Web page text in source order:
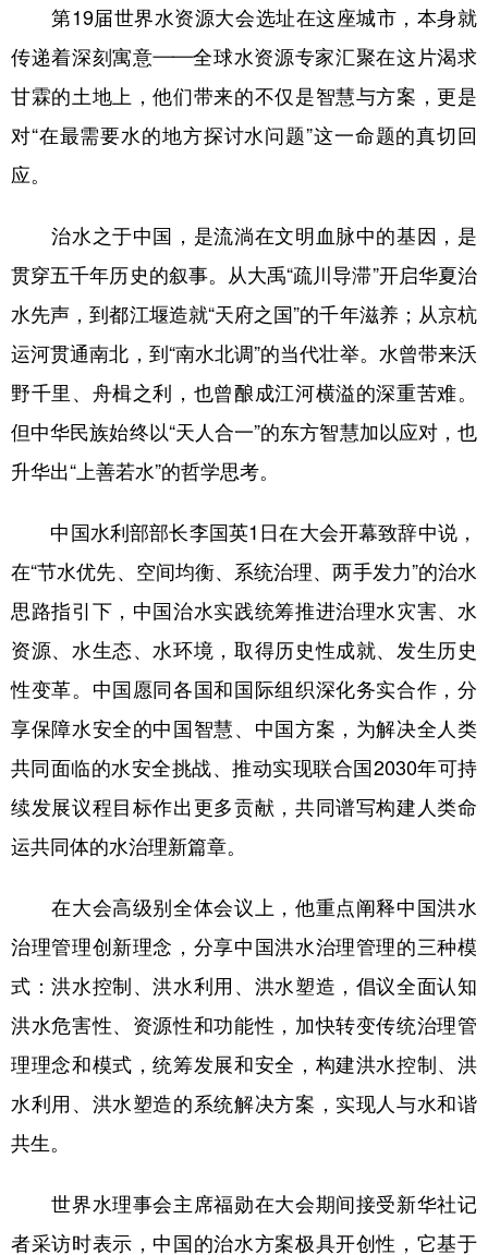
北京 天津 河北 山西
辽宁 吉林 上海 江苏
浙江 安徽 福建 江西
广东 广西 海南 重庆
四川 贵州 云南 西藏
陕西 甘肃 青海 宁夏
Русский язык 日本語 한국어
第19届世界水资源大会选址在这座城市，本身就
传递着深刻寓意——全球水资源专家汇聚在这片渴求
甘霖的土地上，他们带来的不仅是智慧与方案，更是
对“在最需要水的地方探讨水问题”这一命题的真切回
应。
治水之于中国，是流淌在文明血脉中的基因，是
贯穿五千年历史的叙事。从大禹“疏川导滞”开启华夏治
水先声，到都江堰造就“天府之国”的千年滋养；从京杭
运河贯通南北，到“南水北调”的当代壮举。水曾带来沃
野千里、舟楫之利，也曾酿成江河横溢的深重苦难。
但中华民族始终以“天人合一”的东方智慧加以应对，也
升华出“上善若水”的哲学思考。
中国水利部部长李国英1日在大会开幕致辞中说，
在“节水优先、空间均衡、系统治理、两手发力”的治水
思路指引下，中国治水实践统筹推进治理水灾害、水
资源、水生态、水环境，取得历史性成就、发生历史
性变革。中国愿同各国和国际组织深化务实合作，分
享保障水安全的中国智慧、中国方案，为解决全人类
共同面临的水安全挑战、推动实现联合国2030年可持
续发展议程目标作出更多贡献，共同谱写构建人类命
运共同体的水治理新篇章。
在大会高级别全体会议上，他重点阐释中国洪水
治理管理创新理念，分享中国洪水治理管理的三种模
式：洪水控制、洪水利用、洪水塑造，倡议全面认知
洪水危害性、资源性和功能性，加快转变传统治理管
理理念和模式，统筹发展和安全，构建洪水控制、洪
水利用、洪水塑造的系统解决方案，实现人与水和谐
共生。
世界水理事会主席福勋在大会期间接受新华社记
者采访时表示，中国的治水方案极具开创性，它基于